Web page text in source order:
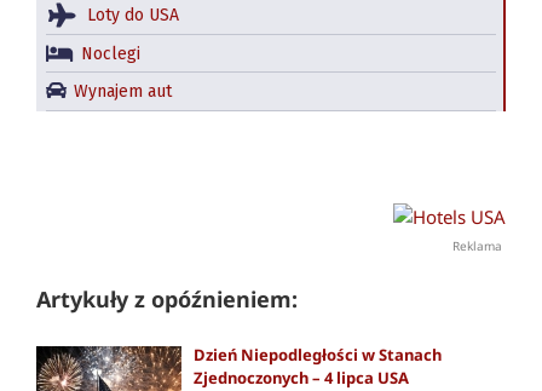
Loty do USA
Noclegi
Wynajem aut
Reklama
Artykuły z opóźnieniem:
Dzień Niepodległości w Stanach
Zjednoczonych – 4 lipca USA